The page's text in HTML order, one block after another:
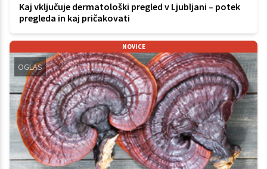
Kaj vključuje dermatološki pregled v Ljubljani – potek
pregleda in kaj pričakovati
NOVICE
OGLAS